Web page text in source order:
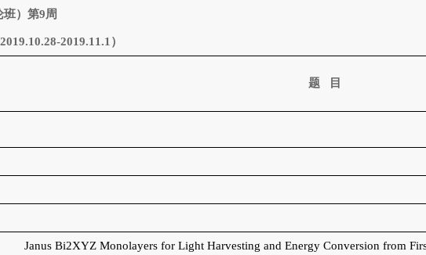
） 第9周
2019.10.28-2019.11.1）
题 目
Janus Bi2XYZ Monolayers for Light Harvesting and Energy Conversion from